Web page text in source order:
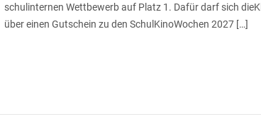
schulinternen Wettbewerb auf Platz 1. Dafür darf sich
über einen Gutschein zu den SchulKinoWochen 2027 […]